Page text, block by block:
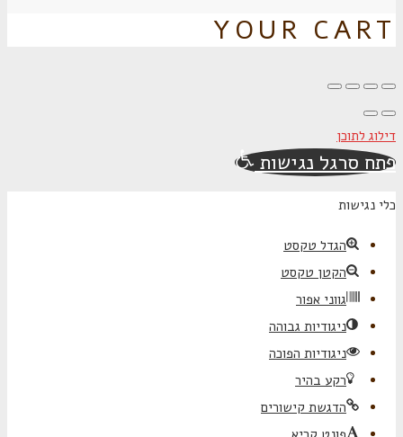
YOUR CART
דילוג לתוכן
פתח סרגל נגישות
כלי נגישות
הגדל טקסט
הקטן טקסט
גווני אפור
ניגודיות גבוהה
ניגודיות הפוכה
רקע בהיר
הדגשת קישורים